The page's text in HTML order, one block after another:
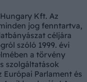
Kft. Az
jog fenntartva,
céljára
szóló 1999. évi
a törvény
szolgáltatások
Parlament és